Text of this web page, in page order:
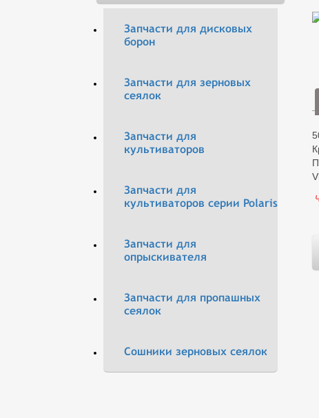
Запчасти для дисковых
борон
Запчасти для зерновых
сеялок
Запчасти для
культиваторов
Запчасти для
культиваторов серии Polaris
Запчасти для
опрыскивателя
Запчасти для пропашных
сеялок
Сошники зерновых сеялок